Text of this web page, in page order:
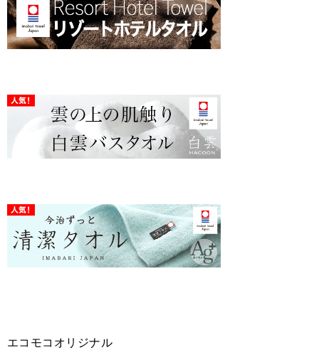
エコモコオリジナル